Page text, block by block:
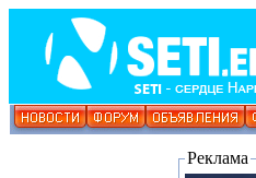
Реклама